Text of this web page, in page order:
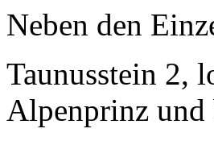
Neben den
Taunusstein 2,
Alpenprinz und